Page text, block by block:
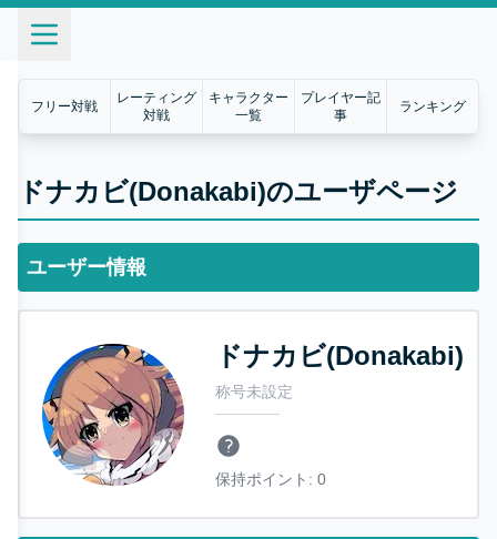
フリー対戦
レーティング
対戦
キャラクター
一覧
プレイヤー記
事
ランキング
ドナカビ(Donakabi)のユーザページ
ユーザー情報
ドナカビ(Donakabi)
称号未設定
保持ポイント: 0